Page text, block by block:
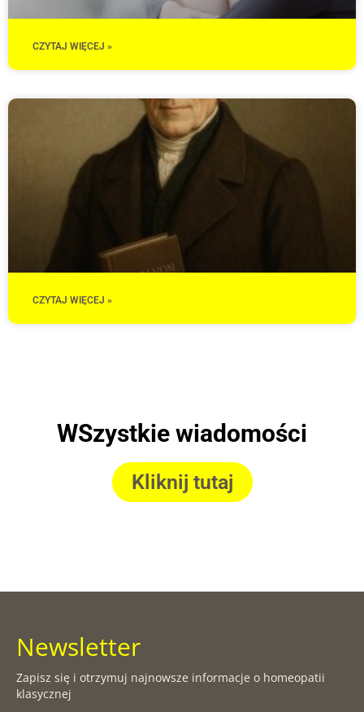
CZYTAJ WIĘCEJ »
CZYTAJ WIĘCEJ »
WSzystkie wiadomości
Kliknij tutaj
Newsletter
Zapisz się i otrzymuj najnowsze informacje o homeopatii
klasycznej